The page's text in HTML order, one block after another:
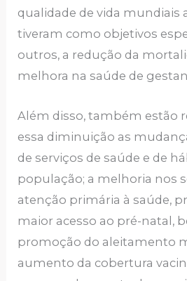
qualidade de vida mundiais
tiveram como objetivos
outros, a redução da
melhora na saúde de
Além disso, também estão
essa diminuição as
de serviços de saúde e de
população; a melhoria nos
atenção primária à saúde,
maior acesso ao pré-natal,
promoção do aleitamento
aumento da cobertura